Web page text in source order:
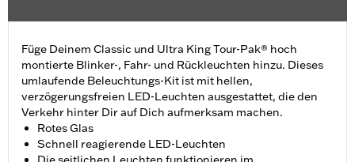
Füge Deinem Classic und Ultra King Tour-Pak® hoch
montierte Blinker-, Fahr- und Rückleuchten hinzu. Dieses
umlaufende Beleuchtungs-Kit ist mit hellen,
verzögerungsfreien LED-Leuchten ausgestattet, die den
Verkehr hinter Dir auf Dich aufmerksam machen.
Rotes Glas
Schnell reagierende LED-Leuchten